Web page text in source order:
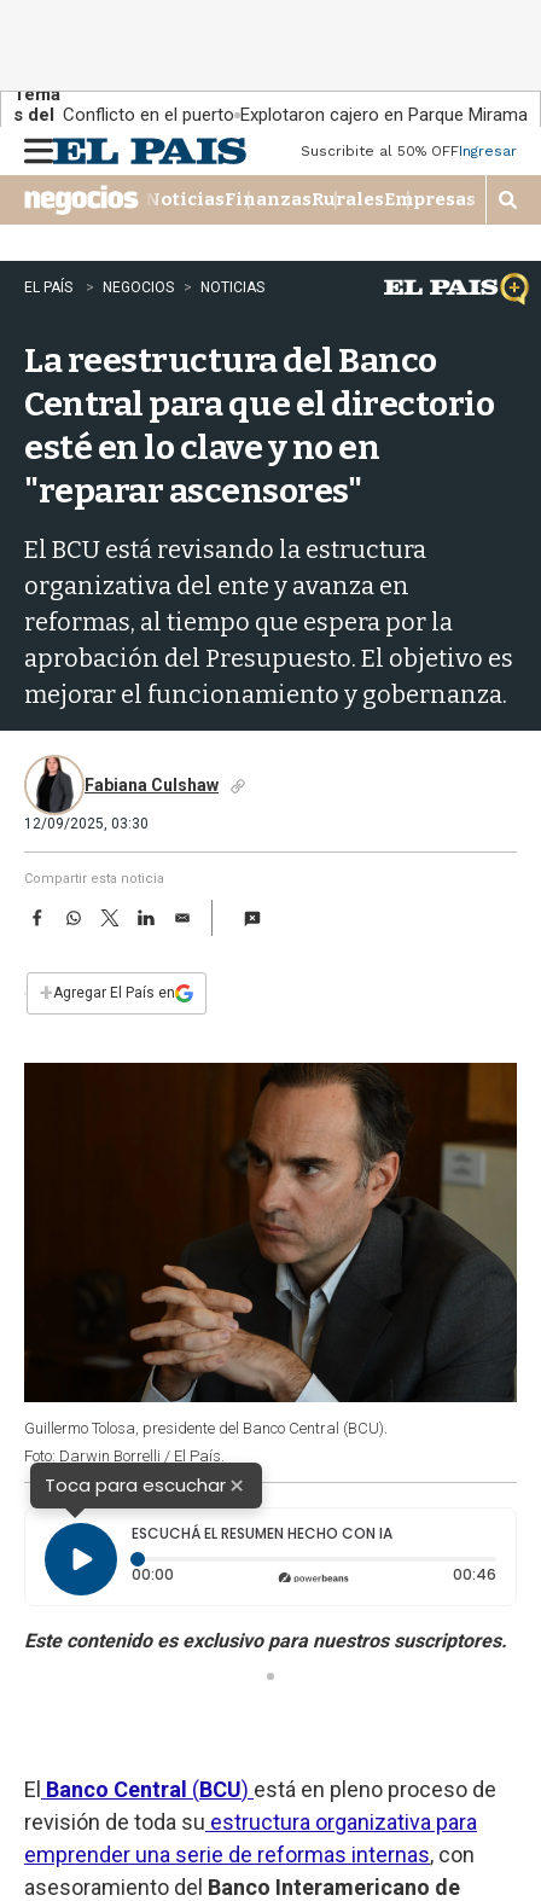
Tema
s del
día:
Conflicto en el puerto Explotaron cajero en Parque Miramar
n
u
Suscribite al 50% OFFIngresar
NoticiasFinanzasRuralesEmpresas
M
o
s
t
r
EL PAÍS NEGOCIOS NOTICIAS
La reestructura del Banco
Central para que el directorio
esté en lo clave y no en
"reparar ascensores"
El BCU está revisando la estructura
organizativa del ente y avanza en
reformas, al tiempo que espera por la
aprobación del Presupuesto. El objetivo es
mejorar el funcionamiento y gobernanza.
Fabiana Culshaw
12/09/2025, 03:30
Compartir esta noticia
F
e
b
W
s
T
w
t
L
E
i
l
+Agregar El País en
Guillermo Tolosa, presidente del Banco Central (BCU).
Foto: Darwin Borrelli / El País.
Toca para escuchar×
ESCUCHÁ EL RESUMEN HECHO CON IA
00:00 Tiempo transcurrido: 0 segundos 00:46
El Banco Central (BCU) está en pleno proceso de
revisión de toda su estructura organizativa para
emprender una serie de reformas internas, con
asesoramiento del Banco Interamericano de